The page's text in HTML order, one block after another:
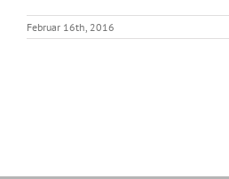
Februar 16th, 2016